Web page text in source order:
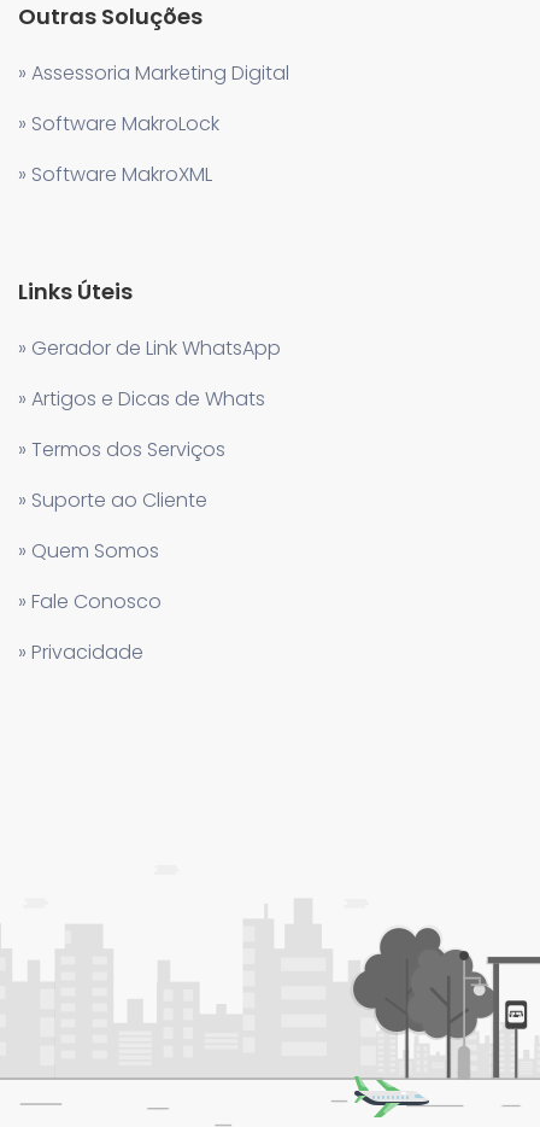
Outras Soluções
» Assessoria Marketing Digital
» Software MakroLock
» Software MakroXML
Links Úteis
» Gerador de Link WhatsApp
» Artigos e Dicas de Whats
» Termos dos Serviços
» Suporte ao Cliente
» Quem Somos
» Fale Conosco
» Privacidade